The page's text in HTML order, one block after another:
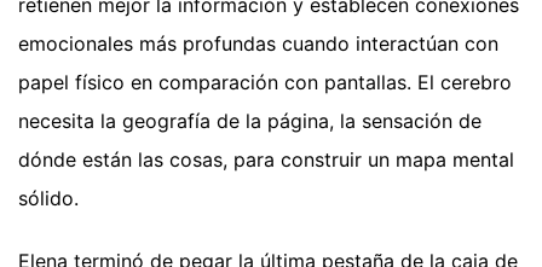
retienen mejor la información y establecen conexiones
emocionales más profundas cuando interactúan con
papel físico en comparación con pantallas. El cerebro
necesita la geografía de la página, la sensación de
dónde están las cosas, para construir un mapa mental
sólido.
Elena terminó de pegar la última pestaña de la caja de